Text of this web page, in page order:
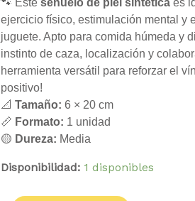
🐾 Esteseñuelo de piel sintética es
ejercicio físico, estimulación mental y
juguete. Apto para comida húmeda y
instinto de caza, localización y
herramienta versátil para reforzar el
positivo!
📐 Tamaño: 6 × 20 cm
📏 Formato: 1 unidad
🟡 Dureza: Media
Disponibilidad: 1 disponibles